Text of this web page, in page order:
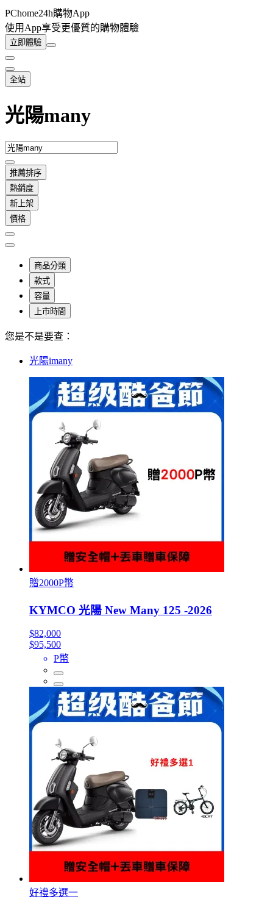
PChome24h購物App
使用App享受更優質的購物體驗
立即體驗
全站
光陽many
推薦排序
熱銷度
新上架
價格
商品分類
款式
容量
上市時間
您是不是要查：
光陽imany
贈2000P幣
KYMCO 光陽 New Many 125 -2026
$82,000
$95,500
P幣
好禮多選一